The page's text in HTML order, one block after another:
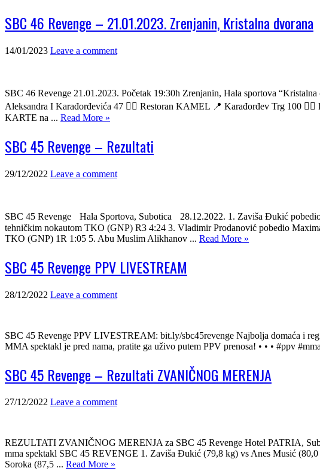
SBC 46 Revenge – 21.01.2023. Zrenjanin, Kristalna dvorana
14/01/2023 Leave a comment
SBC 46 Revenge 21.01.2023. Početak 19:30h Zrenjanin, Hala sportova
Aleksandra I Karađorđevića 47 👉🏼 Restoran KAMEL 📍 Karađorđev Trg 100
KARTE na ... Read More »
SBC 45 Revenge – Rezultati
29/12/2022 Leave a comment
SBC 45 Revenge Hala Sportova, Subotica 28.12.2022. 1. Zaviša Đukić
tehničkim nokautom TKO (GNP) R3 4:24 3. Vladimir Prodanović pobedio
TKO (GNP) 1R 1:05 5. Abu Muslim Alikhanov ... Read More »
SBC 45 Revenge PPV LIVESTREAM
28/12/2022 Leave a comment
SBC 45 Revenge PPV LIVESTREAM: bit.ly/sbc45revenge Najbolja domaća i
MMA spektakl je pred nama, pratite ga uživo putem PPV prenosa! • • • #ppv
SBC 45 Revenge – Rezultati ZVANIČNOG MERENJA
27/12/2022 Leave a comment
REZULTATI ZVANIČNOG MERENJA za SBC 45 Revenge Hotel PATRIA,
mma spektakl SBC 45 REVENGE 1. Zaviša Đukić (79,8 kg) vs Anes Musić
Soroka (87,5 ... Read More »